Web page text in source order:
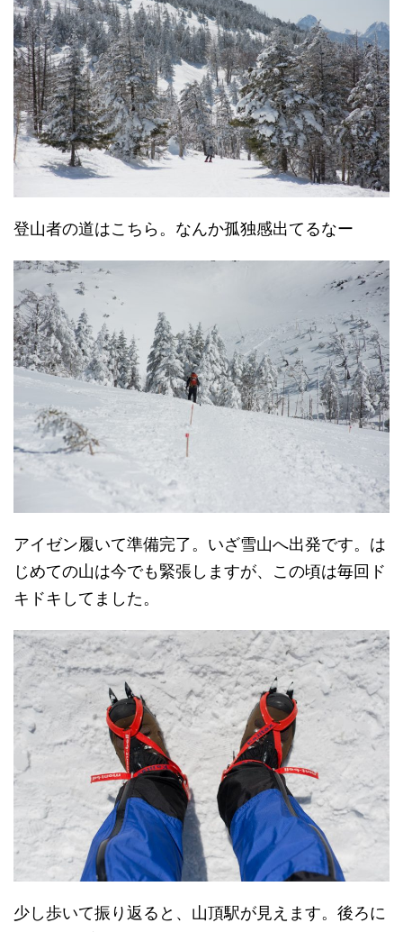
登山者の道はこちら。なんか孤独感出てるなー
アイゼン履いて準備完了。いざ雪山へ出発です。は
じめての山は今でも緊張しますが、この頃は毎回ド
キドキしてました。
少し歩いて振り返ると、山頂駅が見えます。後ろに